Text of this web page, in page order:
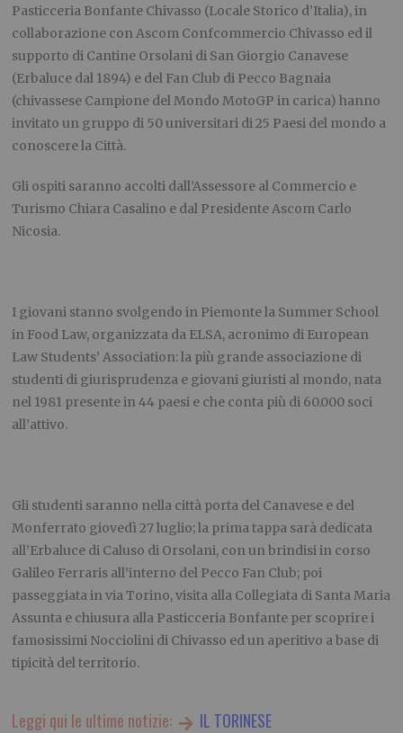
Pasticceria Bonfante Chivasso (Locale Storico d’Italia), in
collaborazione con Ascom Confcommercio Chivasso ed il
supporto di Cantine Orsolani di San Giorgio Canavese
(Erbaluce dal 1894) e del Fan Club di Pecco Bagnaia
(chivassese Campione del Mondo MotoGP in carica) hanno
invitato un gruppo di 50 universitari di 25 Paesi del mondo a
conoscere la Città.
Gli ospiti saranno accolti dall’Assessore al Commercio e
Turismo Chiara Casalino e dal Presidente Ascom Carlo
Nicosia.
I giovani stanno svolgendo in Piemonte la Summer School
in Food Law, organizzata da ELSA, acronimo di European
Law Students’ Association: la più grande associazione di
studenti di giurisprudenza e giovani giuristi al mondo, nata
nel 1981 presente in 44 paesi e che conta più di 60.000 soci
all’attivo.
Gli studenti saranno nella città porta del Canavese e del
Monferrato giovedì 27 luglio; la prima tappa sarà dedicata
all’Erbaluce di Caluso di Orsolani, con un brindisi in corso
Galileo Ferraris all’interno del Pecco Fan Club; poi
passeggiata in via Torino, visita alla Collegiata di Santa Maria
Assunta e chiusura alla Pasticceria Bonfante per scoprire i
famosissimi Nocciolini di Chivasso ed un aperitivo a base di
tipicità del territorio.
Leggi qui le ultime notizie: IL TORINESE